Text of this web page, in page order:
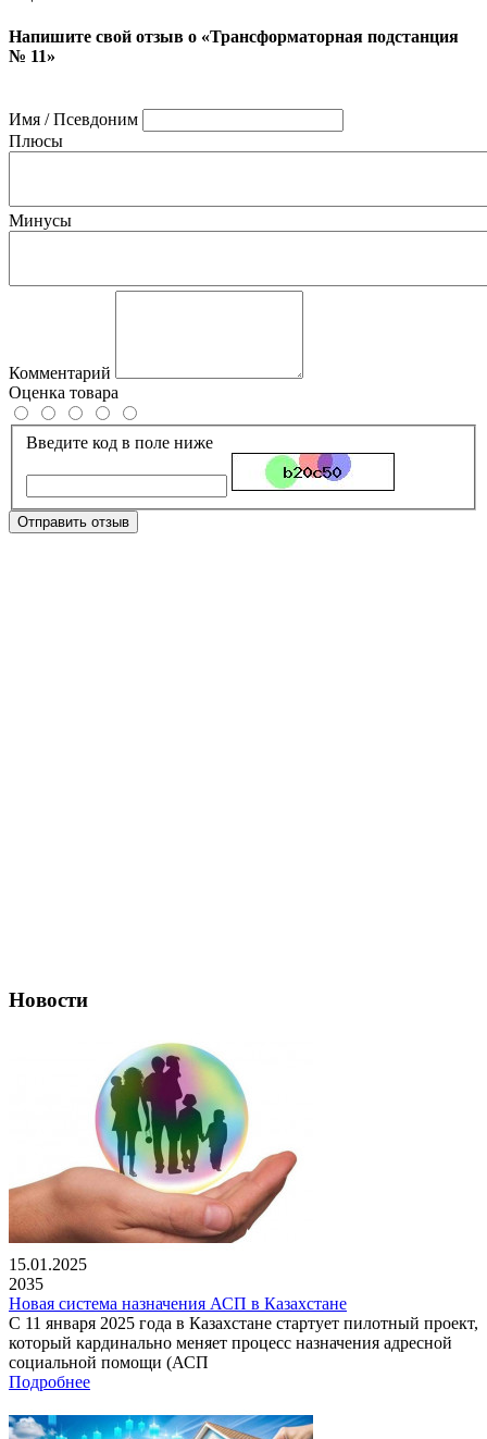
Напишите свой отзыв о «Трансформаторная подстанция
№ 11»
Имя / Псевдоним
Плюсы
Минусы
Комментарий
Оценка товара
Введите код в поле ниже
Отправить отзыв
Новости
15.01.2025
2035
Новая система назначения АСП в Казахстане
С 11 января 2025 года в Казахстане стартует пилотный проект,
который кардинально меняет процесс назначения адресной
социальной помощи (АСП
Подробнее